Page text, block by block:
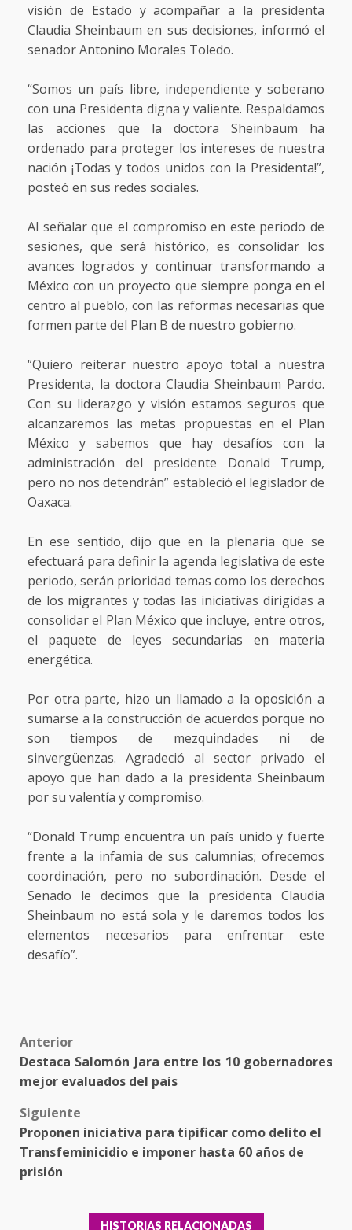
visión de Estado y acompañar a la presidenta
Claudia Sheinbaum en sus decisiones, informó el
senador Antonino Morales Toledo.
“Somos un país libre, independiente y soberano
con una Presidenta digna y valiente. Respaldamos
las acciones que la doctora Sheinbaum ha
ordenado para proteger los intereses de nuestra
nación ¡Todas y todos unidos con la Presidenta!”,
posteó en sus redes sociales.
Al señalar que el compromiso en este periodo de
sesiones, que será histórico, es consolidar los
avances logrados y continuar transformando a
México con un proyecto que siempre ponga en el
centro al pueblo, con las reformas necesarias que
formen parte del Plan B de nuestro gobierno.
“Quiero reiterar nuestro apoyo total a nuestra
Presidenta, la doctora Claudia Sheinbaum Pardo.
Con su liderazgo y visión estamos seguros que
alcanzaremos las metas propuestas en el Plan
México y sabemos que hay desafíos con la
administración del presidente Donald Trump,
pero no nos detendrán” estableció el legislador de
Oaxaca.
En ese sentido, dijo que en la plenaria que se
efectuará para definir la agenda legislativa de este
periodo, serán prioridad temas como los derechos
de los migrantes y todas las iniciativas dirigidas a
consolidar el Plan México que incluye, entre otros,
el paquete de leyes secundarias en materia
energética.
Por otra parte, hizo un llamado a la oposición a
sumarse a la construcción de acuerdos porque no
son tiempos de mezquindades ni de
sinvergüenzas. Agradeció al sector privado el
apoyo que han dado a la presidenta Sheinbaum
por su valentía y compromiso.
“Donald Trump encuentra un país unido y fuerte
frente a la infamia de sus calumnias; ofrecemos
coordinación, pero no subordinación. Desde el
Senado le decimos que la presidenta Claudia
Sheinbaum no está sola y le daremos todos los
elementos necesarios para enfrentar este
desafío”.
Post
navigation
Anterior
Destaca Salomón Jara entre los 10 gobernadores
mejor evaluados del país
Siguiente
Proponen iniciativa para tipificar como delito el
Transfeminicidio e imponer hasta 60 años de
prisión
HISTORIAS RELACIONADAS